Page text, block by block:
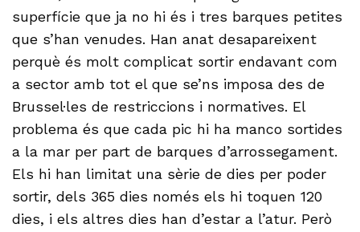
superfície que ja no hi és i tres barques petites
que s’han venudes. Han anat desapareixent
perquè és molt complicat sortir endavant com
a sector amb tot el que se’ns imposa des de
Brussel·les de restriccions i normatives. El
problema és que cada pic hi ha manco sortides
a la mar per part de barques d’arrossegament.
Els hi han limitat una sèrie de dies per poder
sortir, dels 365 dies només els hi toquen 120
dies, i els altres dies han d’estar a l’atur. Però